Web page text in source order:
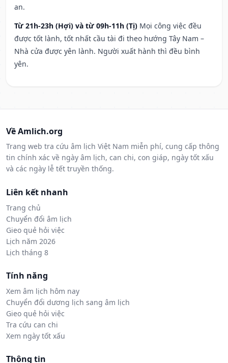
an.
Từ 21h-23h (Hợi) và từ 09h-11h (Tị) Mọi công việc đều
được tốt lành, tốt nhất cầu tài đi theo hướng Tây Nam –
Nhà cửa được yên lành. Người xuất hành thì đều bình
yên.
Về Amlich.org
Trang web tra cứu âm lịch Việt Nam miễn phí, cung cấp thông
tin chính xác về ngày âm lịch, can chi, con giáp, ngày tốt xấu
và các ngày lễ tết truyền thống.
Liên kết nhanh
Trang chủ
Chuyển đổi âm lịch
Gieo quẻ hỏi việc
Lịch năm 2026
Lịch tháng 8
Tính năng
Xem âm lịch hôm nay
Chuyển đổi dương lịch sang âm lịch
Gieo quẻ hỏi việc
Tra cứu can chi
Xem ngày tốt xấu
Thông tin